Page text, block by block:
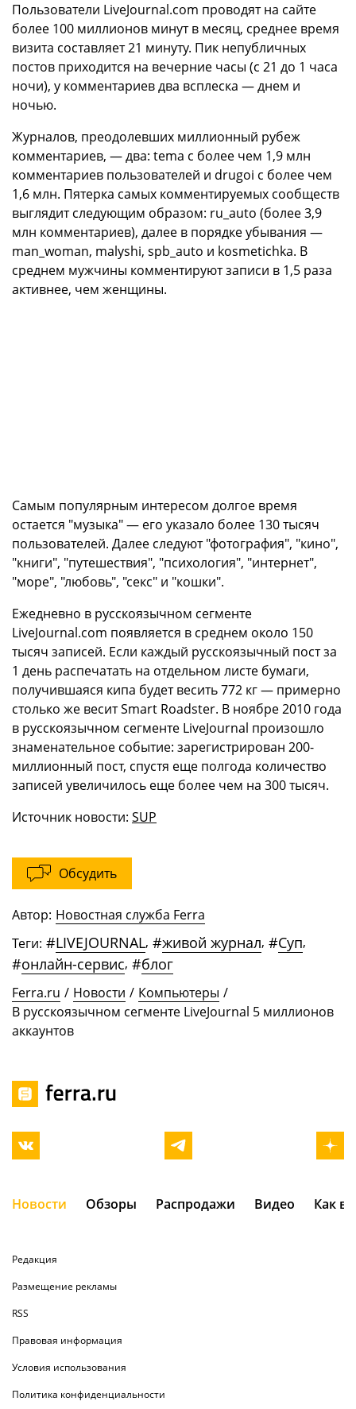
Пользователи LiveJournal.com проводят на сайте
более 100 миллионов минут в месяц, среднее время
визита составляет 21 минуту. Пик непубличных
постов приходится на вечерние часы (с 21 до 1 часа
ночи), у комментариев два всплеска — днем и
ночью.
Журналов, преодолевших миллионный рубеж
комментариев, — два: tema с более чем 1,9 млн
комментариев пользователей и drugoi с более чем
1,6 млн. Пятерка самых комментируемых сообществ
выглядит следующим образом: ru_auto (более 3,9
млн комментариев), далее в порядке убывания —
man_woman, malyshi, spb_auto и kosmetichka. В
среднем мужчины комментируют записи в 1,5 раза
активнее, чем женщины.
Самым популярным интересом долгое время
остается "музыка" — его указало более 130 тысяч
пользователей. Далее следуют "фотография", "кино",
"книги", "путешествия", "психология", "интернет",
"море", "любовь", "секс" и "кошки".
Ежедневно в русскоязычном сегменте
LiveJournal.com появляется в среднем около 150
тысяч записей. Если каждый русскоязычный пост за
1 день распечатать на отдельном листе бумаги,
получившаяся кипа будет весить 772 кг — примерно
столько же весит Smart Roadster. В ноябре 2010 года
в русскоязычном сегменте LiveJournal произошло
знаменательное событие: зарегистрирован 200-
миллионный пост, спустя еще полгода количество
записей увеличилось еще более чем на 300 тысяч.
Источник новости: SUP
Обсудить
Автор: Новостная служба Ferra
Теги: #LIVEJOURNAL, #живой журнал, #Суп,
#онлайн-сервис, #блог
Ferra.ru / Новости / Компьютеры /
В русскоязычном сегменте LiveJournal 5 миллионов
аккаунтов
Новости Обзоры Распродажи Видео Как
Редакция
Размещение рекламы
RSS
Правовая информация
Условия использования
Политика конфиденциальности